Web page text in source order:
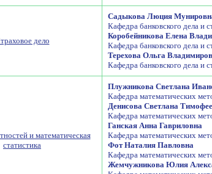
дело
Садыкова Люция
Кафедра банковского дела и
Коробейникова Елена
Кафедра банковского дела и
Терехова Ольга
Кафедра банковского дела и
и математическая
статистика
Плужникова Светлана
Кафедра математических
Денисова Светлана
Кафедра математических
Ганская Анна Гавриловна
Кафедра математических
Фот Наталия Павловна
Кафедра математических
Жемчужникова Юлия